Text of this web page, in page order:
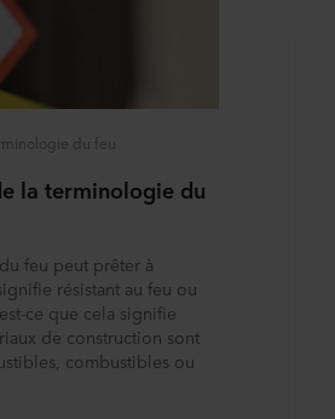
du feu
la terminologie du
feu peut prêter à
résistant au feu ou
ce que cela signifie
de construction sont
combustibles ou